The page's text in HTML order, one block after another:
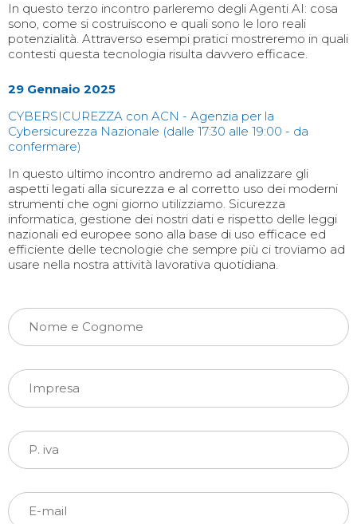
In questo terzo incontro parleremo degli Agenti AI: cosa
sono, come si costruiscono e quali sono le loro reali
potenzialità. Attraverso esempi pratici mostreremo in quali
contesti questa tecnologia risulta davvero efficace.
29 Gennaio 2025
CYBERSICUREZZA con ACN - Agenzia per la
Cybersicurezza Nazionale (dalle 17:30 alle 19:00 - da
confermare)
In questo ultimo incontro andremo ad analizzare gli
aspetti legati alla sicurezza e al corretto uso dei moderni
strumenti che ogni giorno utilizziamo. Sicurezza
informatica, gestione dei nostri dati e rispetto delle leggi
nazionali ed europee sono alla base di uso efficace ed
efficiente delle tecnologie che sempre più ci troviamo ad
usare nella nostra attività lavorativa quotidiana.